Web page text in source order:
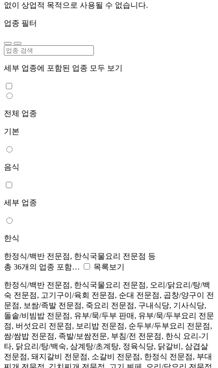
없이 상업적 목적으로 사용될 수 없습니다.
업종 필터
세부 업종에 포함된 업종 모두 보기
전체 업종
기본
음식
세부 업종
한식
한정식/백반 전문점, 한식국물요리 전문점 등
총 36개의 업종 포함…
목록보기
한정식/백반 전문점, 한식국물요리 전문점, 오리/닭요리/탕/백
숙 전문점, 고기구이/육회 전문점, 순대 전문점, 곱창/양구이 전
문점, 보쌈/족발 전문점, 죽요리 전문점, 구내식당, 기사식당,
돌솥/비빔밥 전문점, 유부/묵/두부 판매, 유부/묵/두부요리 전문
점, 버섯요리 전문점, 보리밥 전문점, 순두부/두부요리 전문점,
쌈/쌈밥 전문점, 족발/보쌈전문, 부침/전 전문점, 한식 요리-기
타, 닭요리/탕/백숙, 삼계탕/초계탕, 정육식당, 닭갈비, 삼겹살
전문점, 돼지갈비 전문점, 소갈비 전문점, 한정식 전문점, 부대